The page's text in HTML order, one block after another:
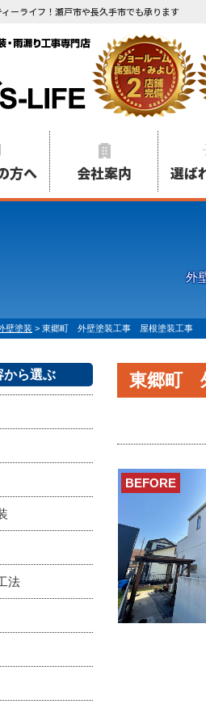
ーライフ！瀬戸市や長久手市でも承ります
方へ 会社案内 選ば
外
壁塗装 > 東郷町 外壁塗装工事 屋根塗装工事
東郷町
BEFORE
から選ぶ
法